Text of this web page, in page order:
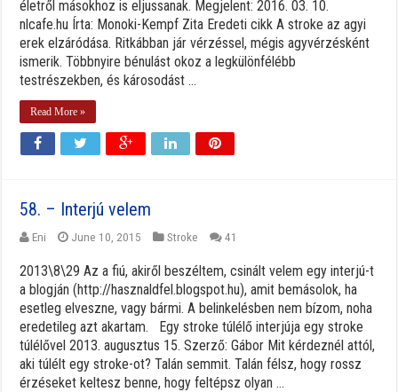
életről másokhoz is eljussanak. Megjelent: 2016. 03. 10.
nlcafe.hu Írta: Monoki-Kempf Zita Eredeti cikk A stroke az agyi
erek elzáródása. Ritkábban jár vérzéssel, mégis agyvérzésként
ismerik. Többnyire bénulást okoz a legkülönfélébb
testrészekben, és károsodást ...
Read More »
58. – Interjú velem
Eni June 10, 2015 Stroke 41
2013\8\29 Az a fiú, akiről beszéltem, csinált velem egy interjú-t
a blogján (http://hasznaldfel.blogspot.hu), amit bemásolok, ha
esetleg elveszne, vagy bármi. A belinkelésben nem bízom, noha
eredetileg azt akartam. Egy stroke túlélő interjúja egy stroke
túlélővel 2013. augusztus 15. Szerző: Gábor Mit kérdeznél attól,
aki túlélt egy stroke-ot? Talán semmit. Talán félsz, hogy rossz
érzéseket keltesz benne, hogy feltépsz olyan ...